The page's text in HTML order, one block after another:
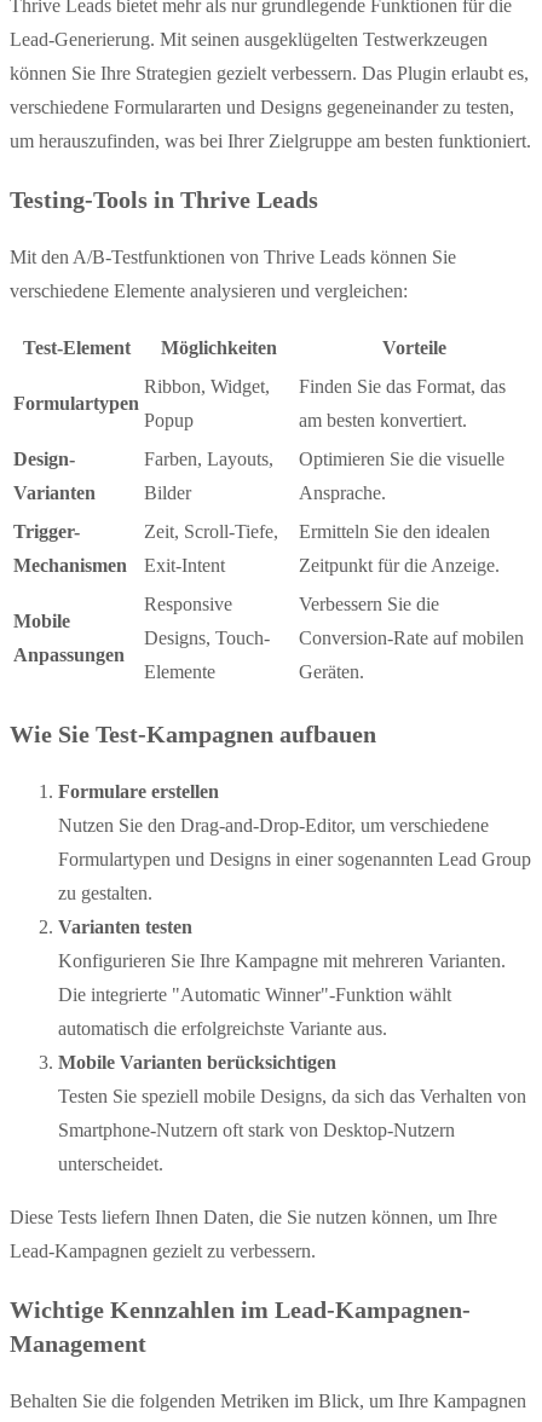
Thrive Leads bietet mehr als nur grundlegende Funktionen für die
Lead-Generierung. Mit seinen ausgeklügelten Testwerkzeugen
können Sie Ihre Strategien gezielt verbessern. Das Plugin erlaubt es,
verschiedene Formulararten und Designs gegeneinander zu testen,
um herauszufinden, was bei Ihrer Zielgruppe am besten funktioniert.
Testing-Tools in Thrive Leads
Mit den A/B-Testfunktionen von Thrive Leads können Sie
verschiedene Elemente analysieren und vergleichen:
Test-Element Möglichkeiten Vorteile
Formulartypen
Ribbon, Widget,
Popup
Finden Sie das Format, das
am besten konvertiert.
Design-
Varianten
Farben, Layouts,
Bilder
Optimieren Sie die visuelle
Ansprache.
Trigger-
Mechanismen
Zeit, Scroll-Tiefe,
Exit-Intent
Ermitteln Sie den idealen
Zeitpunkt für die Anzeige.
Mobile
Anpassungen
Responsive
Designs, Touch-
Elemente
Verbessern Sie die
Conversion-Rate auf mobilen
Geräten.
Wie Sie Test-Kampagnen aufbauen
Formulare erstellen
Nutzen Sie den Drag-and-Drop-Editor, um verschiedene
Formulartypen und Designs in einer sogenannten Lead Group
zu gestalten.
Varianten testen
Konfigurieren Sie Ihre Kampagne mit mehreren Varianten.
Die integrierte "Automatic Winner"-Funktion wählt
automatisch die erfolgreichste Variante aus.
Mobile Varianten berücksichtigen
Testen Sie speziell mobile Designs, da sich das Verhalten von
Smartphone-Nutzern oft stark von Desktop-Nutzern
unterscheidet.
Diese Tests liefern Ihnen Daten, die Sie nutzen können, um Ihre
Lead-Kampagnen gezielt zu verbessern.
Wichtige Kennzahlen im Lead-Kampagnen-
Management
Behalten Sie die folgenden Metriken im Blick, um Ihre Kampagnen